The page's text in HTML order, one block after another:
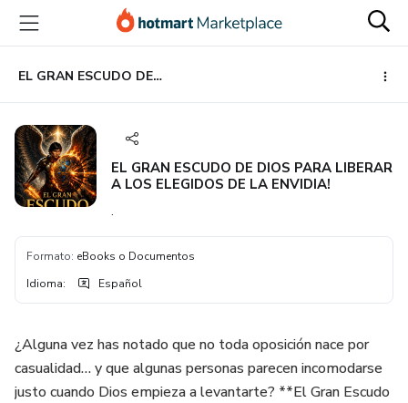
principal
página
de
página
EL GRAN ESCUDO DE DIOS PARA LIBERAR A LOS ELEGIDOS DE LA ENVIDIA!
EL GRAN ESCUDO DE DIOS PARA LIBERAR
A LOS ELEGIDOS DE LA ENVIDIA!
.
Formato: eBooks o Documentos
Idioma: Español
¿Alguna vez has notado que no toda oposición nace por
casualidad… y que algunas personas parecen incomodarse
justo cuando Dios empieza a levantarte? **El Gran Escudo